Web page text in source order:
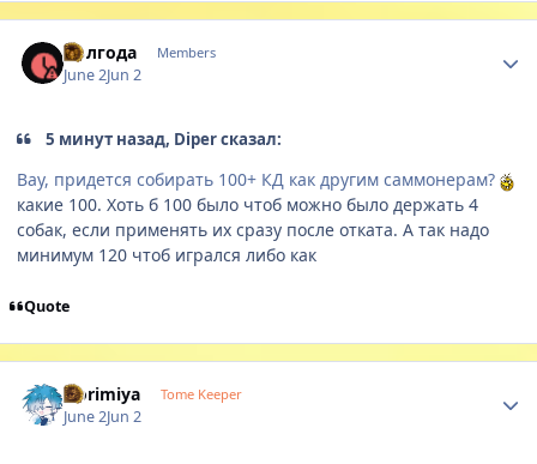
Полгода Members
June 2Jun 2
5 минут назад, Diper сказал:
Вау, придется собирать 100+ КД как другим саммонерам?
какие 100. Хоть б 100 было чтоб можно было держать 4
собак, если применять их сразу после отката. А так надо
минимум 120 чтоб игрался либо как
Quote
Horimiya Tome Keeper
June 2Jun 2